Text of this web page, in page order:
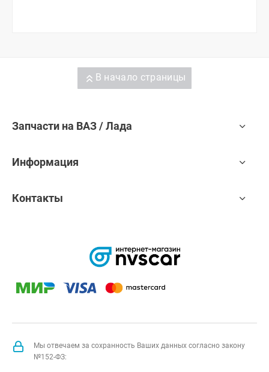
В начало страницы
Запчасти на ВАЗ / Лада
Информация
Контакты
Мы отвечаем за сохранность Ваших данных согласно закону
№152-ФЗ: